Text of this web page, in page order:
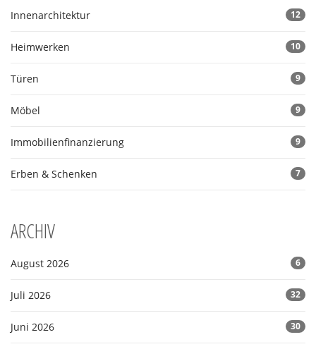
Innenarchitektur 12
Heimwerken 10
Türen 9
Möbel 9
Immobilienfinanzierung 9
Erben & Schenken 7
ARCHIV
August 2026 6
Juli 2026 32
Juni 2026 30